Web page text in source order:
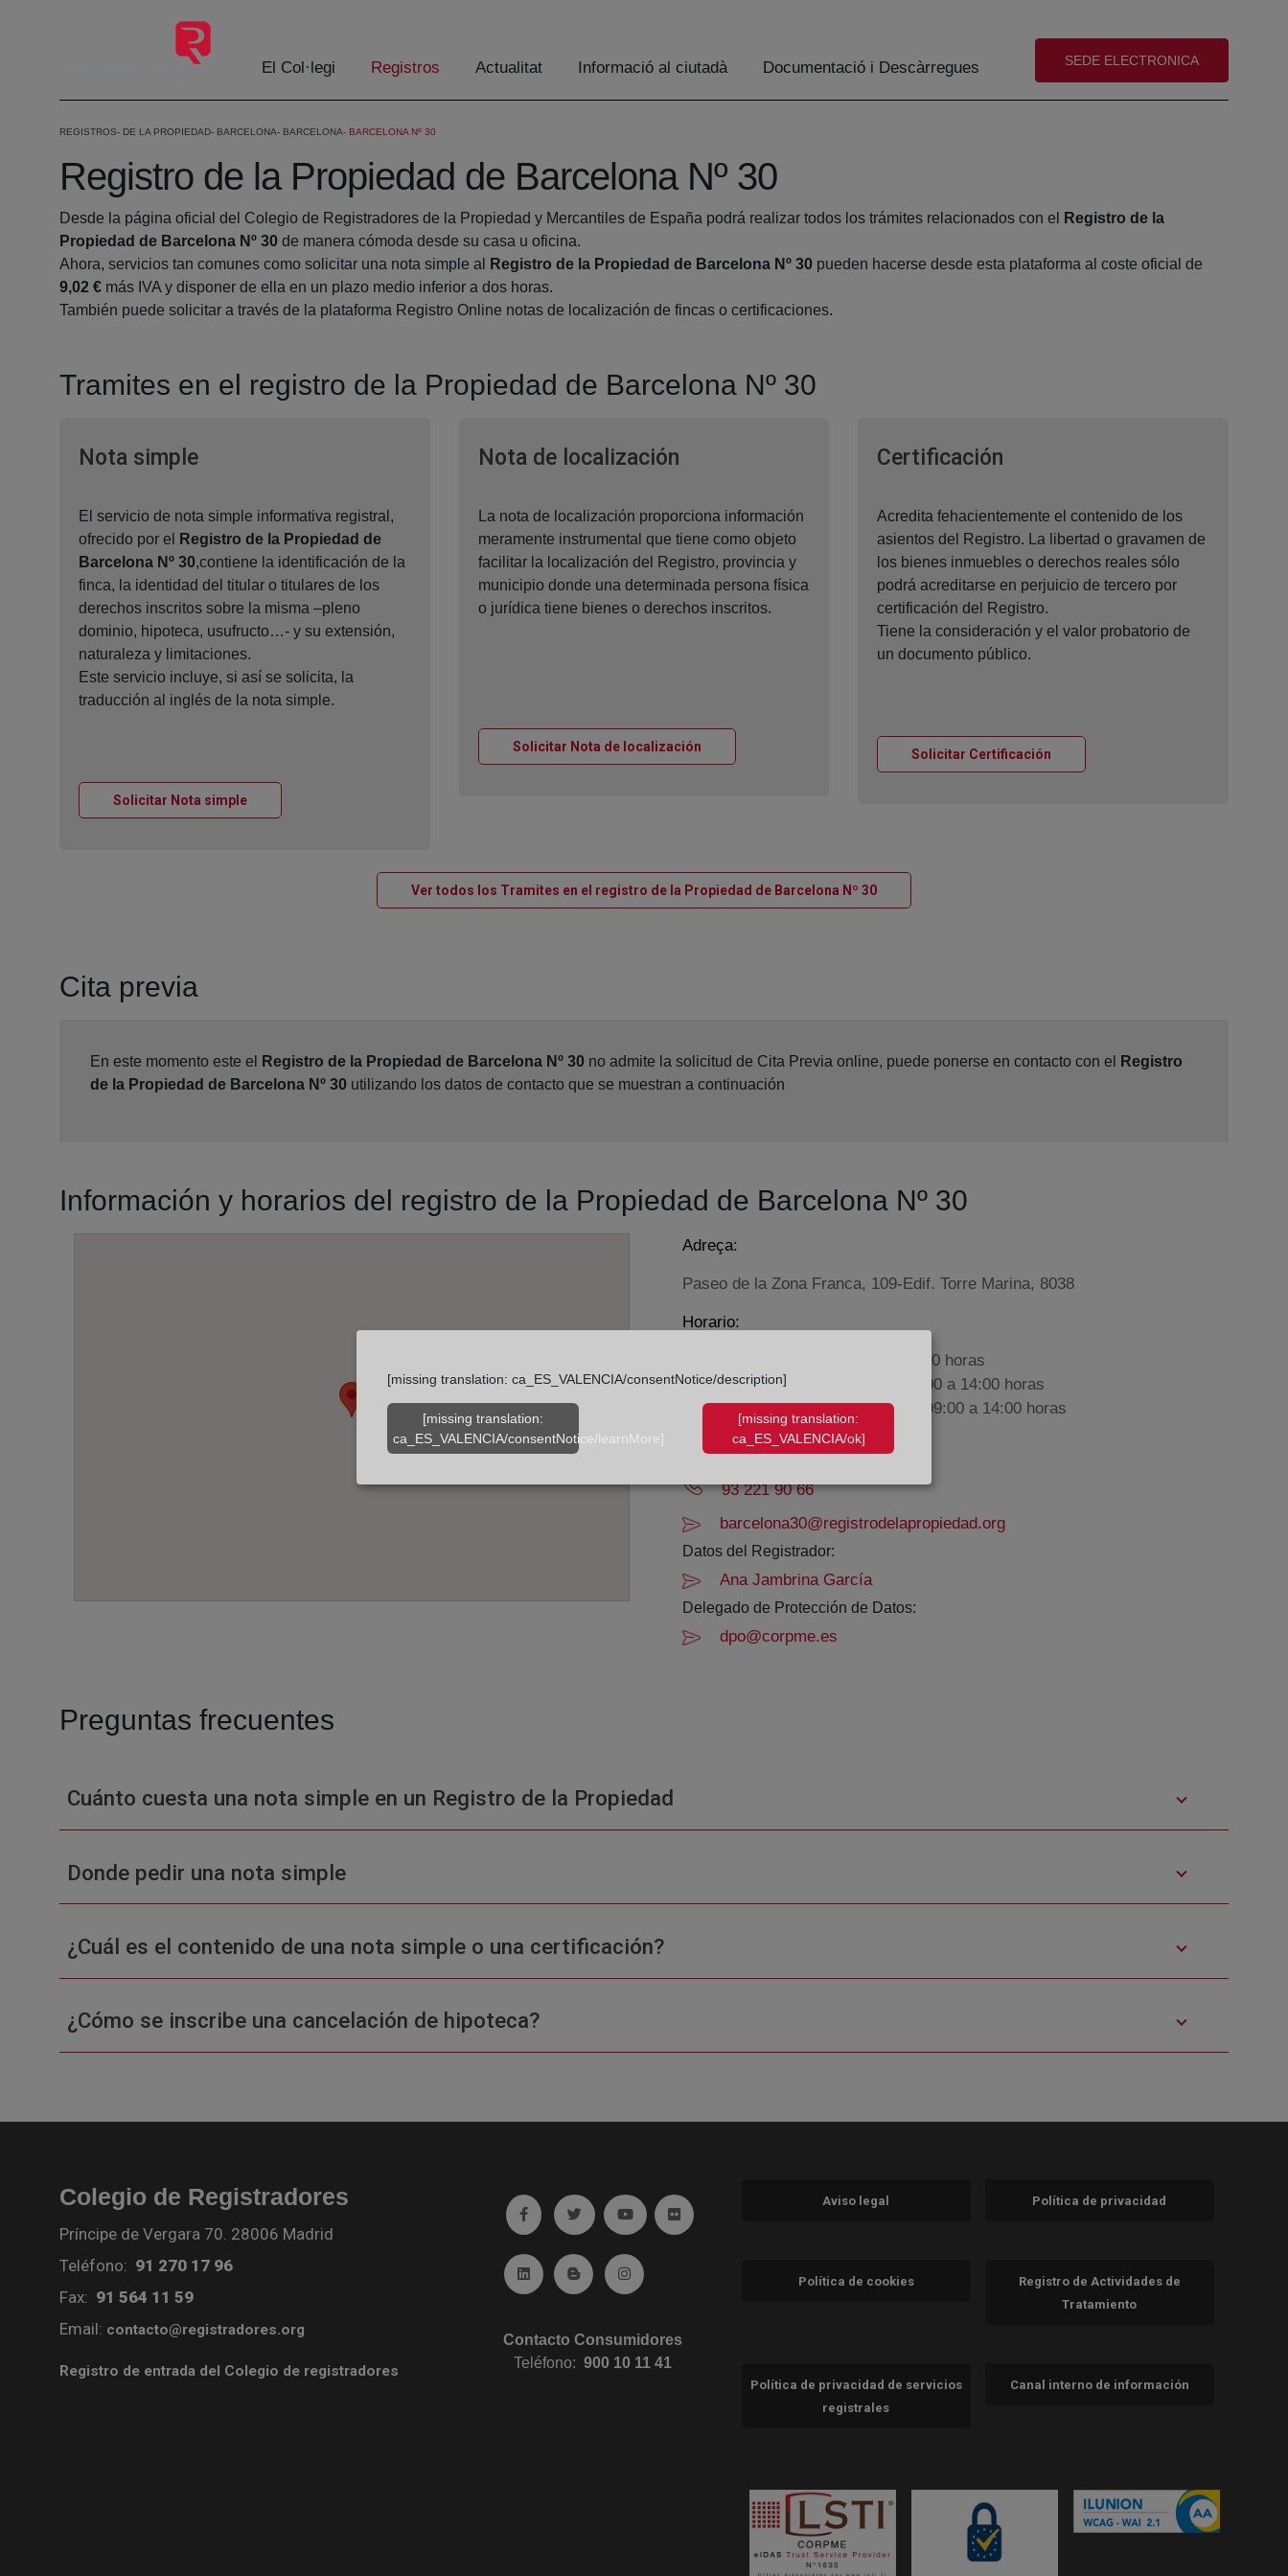
Salta al contingut principal
El Col·legi Registros Actualitat Informació al ciutadà Documentació i Descàrregues (abre en nueva ventana)
SEDE ELECTRONICA
REGISTROS DE LA PROPIEDAD BARCELONA BARCELONA BARCELONA Nº 30
Registro de la Propiedad de Barcelona Nº 30
Desde la página oficial del Colegio de Registradores de la Propiedad y Mercantiles de España podrá realizar todos los trámites relacionados con el
Registro de la
Propiedad de Barcelona Nº 30 de manera cómoda desde su casa u oficina.
Ahora, servicios tan comunes como solicitar una nota simple al
Registro de la Propiedad de Barcelona Nº 30 pueden hacerse desde esta plataforma al coste oficial de
9,02 € más IVA y disponer de ella en un plazo medio inferior a dos horas.
También puede solicitar a través de la plataforma Registro Online notas de localización de fincas o certificaciones.
Tramites en el registro de la Propiedad de Barcelona Nº 30
Nota simpleVentana nueva
El servicio de nota simple informativa registral,
ofrecido por el
Registro de la Propiedad de
Barcelona Nº 30,contiene la identificación de la
finca, la identidad del titular o titulares de los
derechos inscritos sobre la misma –pleno
dominio, hipoteca, usufructo…- y su extensión,
naturaleza y limitaciones.
Este servicio incluye, si así se solicita, la
traducción al inglés de la nota simple.
Solicitar Nota simpleVentana nueva
Nota de localizaciónVentana nueva
La nota de localización proporciona información
meramente instrumental que tiene como objeto
facilitar la localización del Registro, provincia y
municipio donde una determinada persona física
o jurídica tiene bienes o derechos inscritos.
Solicitar Nota de localizaciónVentana nueva
Certificación
Acredita fehacientemente el contenido de los
asientos del Registro. La libertad o gravamen de
los bienes inmuebles o derechos reales sólo
podrá acreditarse en perjuicio de tercero por
certificación del Registro.
Tiene la consideración y el valor probatorio de
un documento público.
Solicitar Certificación
Ver todos los Tramites en el registro de la Propiedad de Barcelona Nº 30Ventana nueva
Cita previa
En este momento este el Registro de la Propiedad de Barcelona Nº 30 no admite la solicitud de Cita Previa online, puede ponerse en contacto con el
Registro
de la Propiedad de Barcelona Nº 30 utilizando los datos de contacto que se muestran a continuación
Información y horarios del registro de la Propiedad de Barcelona Nº 30
Adreça:
Paseo de la Zona Franca, 109-Edif. Torre Marina, 8038
Horario:
De lunes a viernes de 09:00 a 17:00 horas
Agosto: De lunes a viernes de 09:00 a 14:00 horas
Los días 24 y 31 de diciembre de 09:00 a 14:00 horas
93 221 90 66
barcelona30@registrodelapropiedad.org
Datos del Registrador:
Ana Jambrina García
Delegado de Protección de Datos:
dpo@corpme.es
Preguntas frecuentes
Cuánto cuesta una nota simple en un Registro de la Propiedad
Donde pedir una nota simple
¿Cuál es el contenido de una nota simple o una certificación?
¿Cómo se inscribe una cancelación de hipoteca?
Colegio de Registradores
Príncipe de Vergara 70. 28006 Madrid
Teléfono: 91 270 17 96
Fax: 91 564 11 59
Email: contacto@registradores.org
Registro de entrada del Colegio de registradores
Ir a facebook (abre en ventana nueva)
Ir a twitter (abre en ventana nueva)
Ir a YouTube (abre en ventana nueva)
Ir a Flickr (abre en ventana nueva)
Ir a Linkedin (abre en ventana nueva)
Ir al Blog (abre en ventana nueva)
Ir a Instagram (abre en ventana nueva)
Contacto Consumidores
Teléfono:900 10 11 41
Aviso legal Política de privacidad
Política de cookies
Registro de Actividades de
Tratamiento
Política de privacidad de servicios
registrales
Canal interno de información
[missing translation: ca_ES_VALENCIA/consentNotice/description]
[missing translation:
ca_ES_VALENCIA/consentNotice/learnMore]
[missing translation:
ca_ES_VALENCIA/ok]